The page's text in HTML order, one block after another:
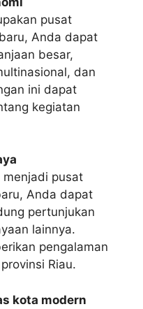
pusat
Anda dapat
besar,
dan
ini dapat
kegiatan
menjadi pusat
Anda dapat
pertunjukan
lainnya.
pengalaman
Riau.
kota modern